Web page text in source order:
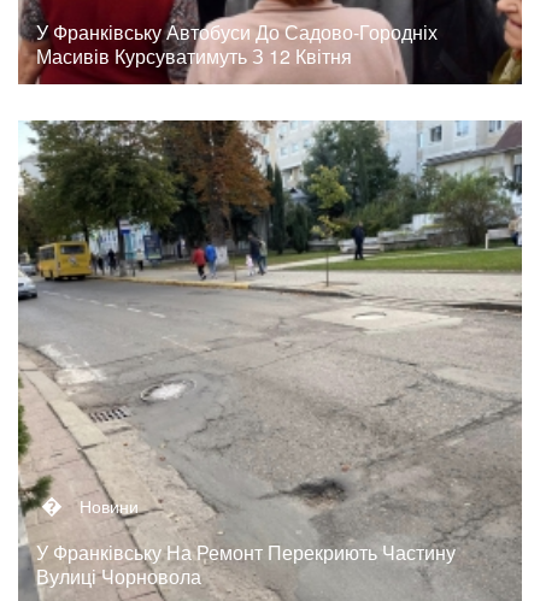
У Франківську Автобуси До Садово-Городніх
Масивів Курсуватимуть З 12 Квітня
� Новини
У Франківську На Ремонт Перекриють Частину
Вулиці Чорновола